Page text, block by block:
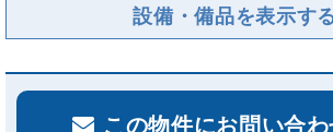
設備・備品を
この物件にお問い合